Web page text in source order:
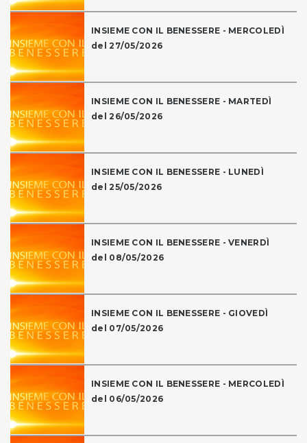
INSIEME CON IL BENESSERE - MERCOLEDÌ
del 27/05/2026
INSIEME CON IL BENESSERE - MARTEDÌ
del 26/05/2026
INSIEME CON IL BENESSERE - LUNEDÌ
del 25/05/2026
INSIEME CON IL BENESSERE - VENERDÌ
del 08/05/2026
INSIEME CON IL BENESSERE - GIOVEDÌ
del 07/05/2026
INSIEME CON IL BENESSERE - MERCOLEDÌ
del 06/05/2026